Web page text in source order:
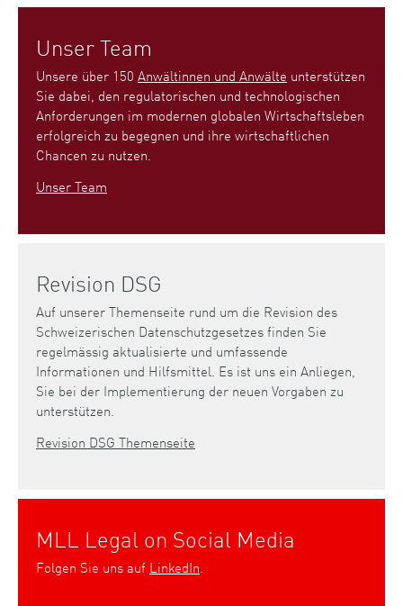
Unser Team
Unsere über 150 Anwältinnen und Anwälte unterstützen
Sie dabei, den regulatorischen und technologischen
Anforderungen im modernen globalen Wirtschaftsleben
erfolgreich zu begegnen und ihre wirtschaftlichen
Chancen zu nutzen.
Unser Team
Revision DSG
Auf unserer Themenseite rund um die Revision des
Schweizerischen Datenschutzgesetzes finden Sie
regelmässig aktualisierte und umfassende
Informationen und Hilfsmittel. Es ist uns ein Anliegen,
Sie bei der Implementierung der neuen Vorgaben zu
unterstützen.
Revision DSG Themenseite
MLL Legal on Social Media
Folgen Sie uns auf LinkedIn.